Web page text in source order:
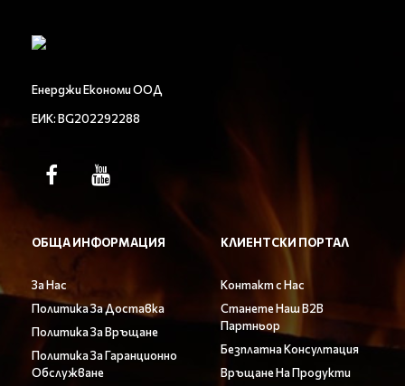
Енерджи Економи ООД
ЕИК: BG202292288
ОБЩА ИНФОРМАЦИЯ
За Нас
Политика За Доставка
Политика За Връщане
Политика За Гаранционно
Обслужване
КЛИЕНТСКИ ПОРТАЛ
Контакт с Нас
Станете Наш B2B
Партньор
Безплатна Консултация
Връщане На Продукти